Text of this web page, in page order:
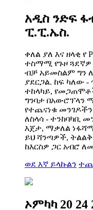
አዲስ ንድፍ
ፒ.ፒ.ኤስ.
ቀለል ያለ እና ዘላቂ የ
ተስማሚ የጉዞ
ብቻ አይመስልም ግን
ያደርጋል. ከፍ ካለው
ተከላካይ,
ግንባታ በአውሮፕላን
የተጨናነቁ መንገዶችን
ለስላሳ - ተንከባካቢ
እጀታ, ማቃለል
ይህ ሻንጣዎች,
ከእርስዎ ጋር አብሮ
ወደ እኛ ይላኩልን
ኦምካካ 20